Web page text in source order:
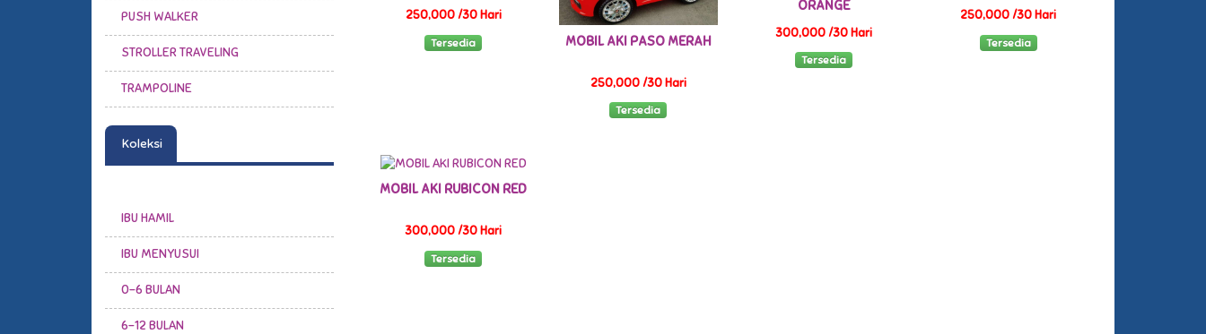
PUSH WALKER
STROLLER TRAVELING
TRAMPOLINE
Koleksi
IBU HAMIL
IBU MENYUSUI
0-6 BULAN
6-12 BULAN
250,000 /30 Hari
Tersedia MOBIL AKI PASO MERAH
250,000 /30 Hari
Tersedia
ORANGE
300,000 /30 Hari
Tersedia
250,000 /30 Hari
Tersedia
MOBIL AKI RUBICON RED
300,000 /30 Hari
Tersedia